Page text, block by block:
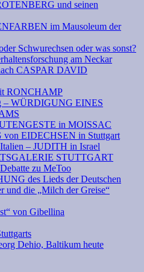
und seinen
im Mausoleum der
Schwurechsen oder was sonst?
am Neckar
CASPAR DAVID
RONCHAMP
– WÜRDIGUNG EINES
in MOISSAC
EIDECHSEN in Stuttgart
– JUDITH in Israel
STUTTGART
zu MeToo
des Lieds der Deutschen
und die „Milch der Greise“
von Gibellina
Dehio, Baltikum heute